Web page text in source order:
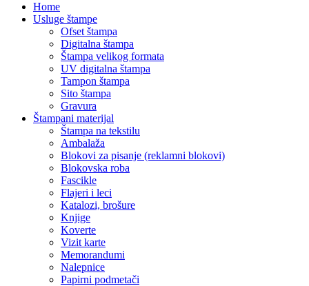
Home
Usluge štampe
Ofset štampa
Digitalna štampa
Štampa velikog formata
UV digitalna štampa
Tampon štampa
Sito štampa
Gravura
Štampani materijal
Štampa na tekstilu
Ambalaža
Blokovi za pisanje (reklamni blokovi)
Blokovska roba
Fascikle
Flajeri i leci
Katalozi, brošure
Knjige
Koverte
Vizit karte
Memorandumi
Nalepnice
Papirni podmetači